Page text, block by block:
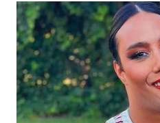
WN
INDRAMAYU
WN
KUNINGAN